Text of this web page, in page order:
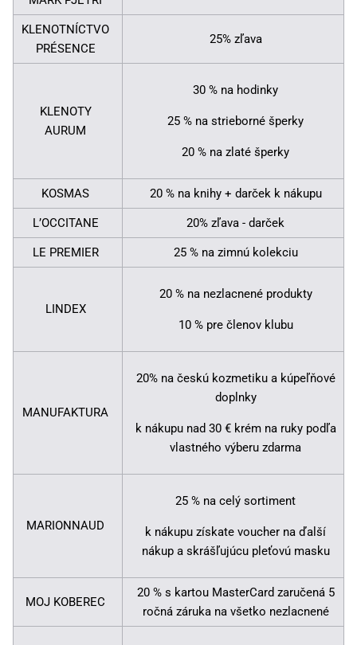
KLENOTNÍCTVO
PRÉSENCE
25% zľava
KLENOTY
AURUM
30 % na hodinky
25 % na strieborné šperky
20 % na zlaté šperky
KOSMAS 20 % na knihy + darček k nákupu
L’OCCITANE 20% zľava - darček
LE PREMIER 25 % na zimnú kolekciu
LINDEX
20 % na nezlacnené produkty
10 % pre členov klubu
MANUFAKTURA
20% na českú kozmetiku a kúpeľňové
doplnky
k nákupu nad 30 € krém na ruky podľa
vlastného výberu zdarma
MARIONNAUD
25 % na celý sortiment
k nákupu získate voucher na ďalší
nákup a skrášľujúcu pleťovú masku
MOJ KOBEREC
20 % s kartou MasterCard zaručená 5
ročná záruka na všetko nezlacnené